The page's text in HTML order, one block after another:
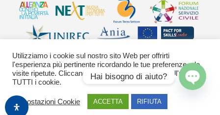
Via Palestro 11 00185 Roma - tel 06
42020755-9 federconsumatori@federconsumatori.it Ufficio stampa tel: 06
42020755 ufficiostampa@federconsumatori.it -Cookies Policy
Utilizziamo i cookie sul nostro sito Web per offrirti
l'esperienza più pertinente ricordando le tue preferenze e le
visite ripetute. Cliccando su "Accetta" acconsenti all'uso di
TUTTI i cookie.
Impostazioni Cookie ACCETTA RIFIUTA
Hai bisogno di aiuto?